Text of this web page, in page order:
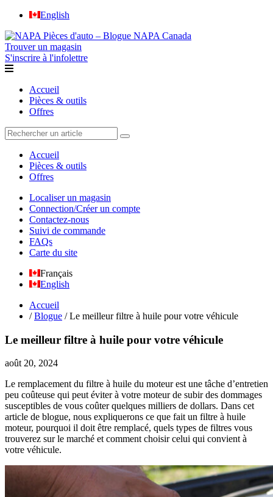
English
Trouver un magasin
S'inscrire à l'infolettre
Accueil
Pièces & outils
Offres
Accueil
Pièces & outils
Offres
Localiser un magasin
Connection/Créer un compte
Contactez-nous
Suivi de commande
FAQs
Carte du site
Français
English
Accueil
/ Blogue /Le meilleur filtre à huile pour votre véhicule
Le meilleur filtre à huile pour votre véhicule
août 20, 2024
Le remplacement du filtre à huile du moteur est une tâche d’entretien
peu coûteuse qui peut éviter à votre moteur de subir des dommages
susceptibles de vous coûter quelques milliers de dollars. Dans cet
article de blogue, nous expliquerons ce que fait un filtre à huile
moteur, pourquoi il doit être remplacé, quels types de filtres vous
trouverez sur le marché et comment choisir celui qui convient à
votre véhicule.